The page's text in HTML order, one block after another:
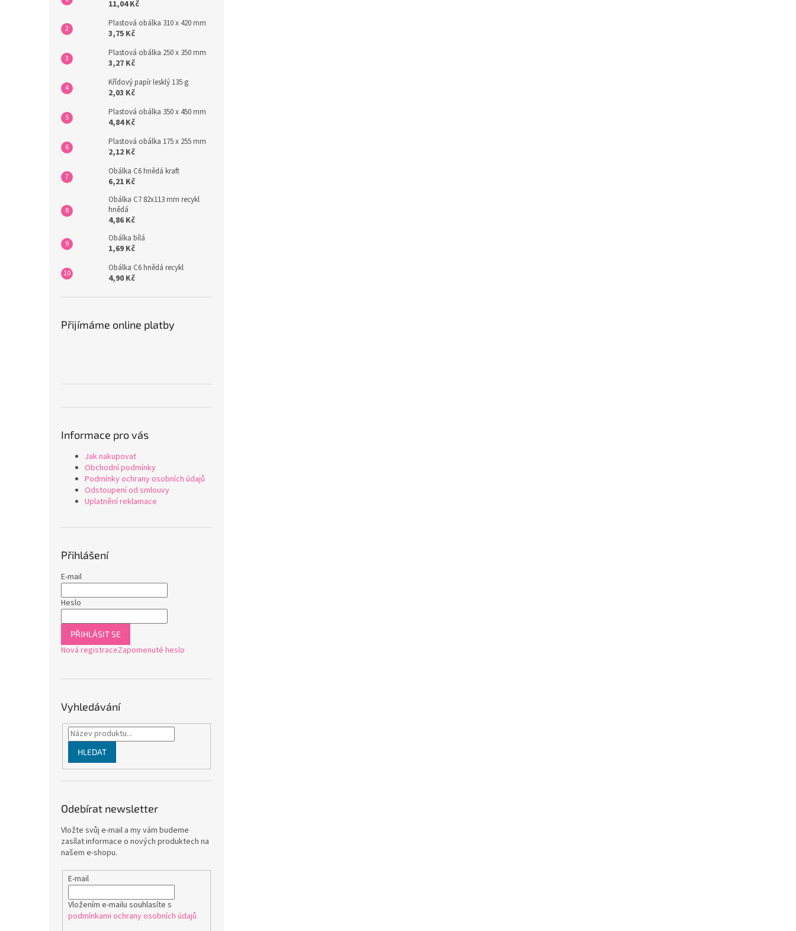
11,04 Kč
Plastová obálka 310 x 420 mm
3,75 Kč
Plastová obálka 250 x 350 mm
3,27 Kč
Křídový papír lesklý 135 g
2,03 Kč
Plastová obálka 350 x 450 mm
4,84 Kč
Plastová obálka 175 x 255 mm
2,12 Kč
Obálka C6 hnědá kraft
6,21 Kč
Obálka C7 82x113 mm recykl
hnědá
4,86 Kč
Obálka bílá
1,69 Kč
Obálka C6 hnědá recykl
4,90 Kč
Přijímáme online platby
Informace pro vás
Jak nakupovat
Obchodní podmínky
Podmínky ochrany osobních údajů
Odstoupení od smlouvy
Uplatnění reklamace
Přihlášení
E-mail
Heslo
PŘIHLÁSIT SE
Nová registraceZapomenuté heslo
Vyhledávání
HLEDAT
Odebírat newsletter
Vložte svůj e-mail a my vám budeme
zasílat informace o nových produktech na
našem e-shopu.
E-mail
Vložením e-mailu souhlasíte s
podmínkami ochrany osobních údajů